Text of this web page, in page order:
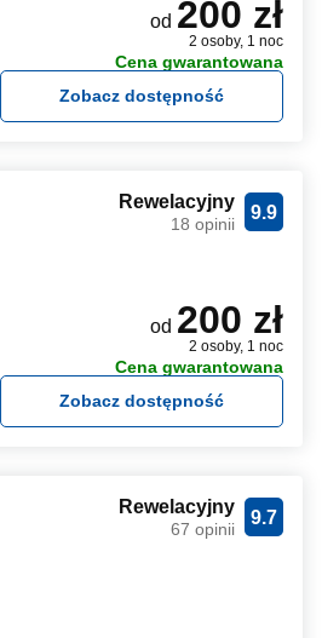
od 200 zł
2 osoby, 1 noc
Cena gwarantowana
Zobacz dostępność
9.9
Rewelacyjny
18 opinii
od 200 zł
2 osoby, 1 noc
Cena gwarantowana
Zobacz dostępność
9.7
Rewelacyjny
67 opinii